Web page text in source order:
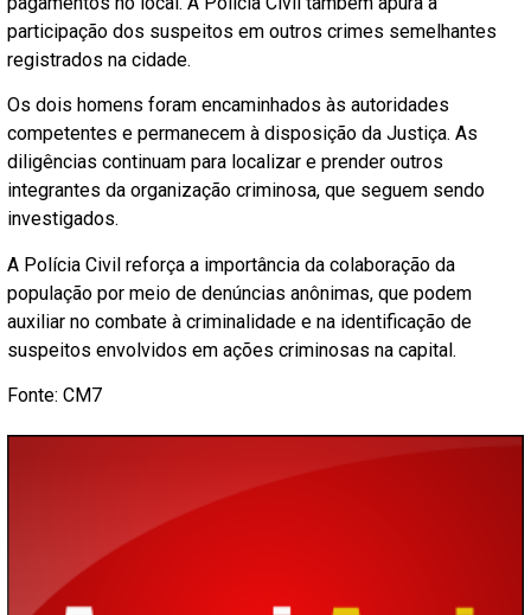
participação dos suspeitos em outros crimes semelhantes
registrados na cidade.
Os dois homens foram encaminhados às autoridades
competentes e permanecem à disposição da Justiça. As
diligências continuam para localizar e prender outros
integrantes da organização criminosa, que seguem sendo
investigados.
A Polícia Civil reforça a importância da colaboração da
população por meio de denúncias anônimas, que podem
auxiliar no combate à criminalidade e na identificação de
suspeitos envolvidos em ações criminosas na capital.
Fonte: CM7